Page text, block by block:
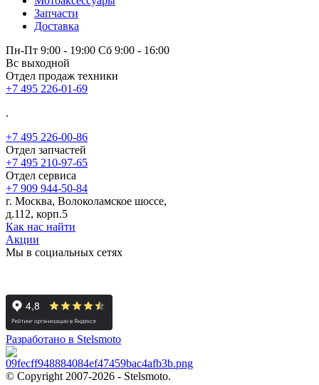
Запчасти
Доставка
Пн-Пт 9:00 - 19:00 Сб 9:00 - 16:00
Вс выходной
Отдел продаж техники
+7 495 226-01-69
.
+7 495 226-00-86
Отдел запчастей
+7 495 210-97-65
Отдел сервиса
+7 909 944-50-84
г. Москва, Волоколамское шоссе,
д.112, корп.5
Как нас найти
Акции
Мы в социальных сетях
Разработано в Stelsmoto
© Copyright 2007-2026 - Stelsmoto.